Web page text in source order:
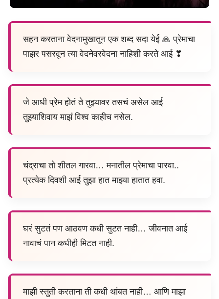
सहन करताना वेदनामुखातून एक शब्द सदा येई 🙏 प्रेमाचा
पाझर पसरवून त्या वेदनेवरवेदना नाहिशी करते आई ❣
जे आधी प्रेम होतं ते तुझ्यावर तसचं असेल आई
तुझ्याशिवाय माझं विश्व काहीच नसेल.
चंद्राचा तो शीतल गारवा… मनातील प्रेमाचा पारवा..
प्रत्येक दिवशी आई तुझा हात माझ्या हातात हवा.
घरं सुटतं पण आठवण कधी सुटत नाही… जीवनात आई
नावाचं पान कधीही मिटत नाही.
माझी स्तुती करताना ती कधी थांबत नाही… आणि माझा